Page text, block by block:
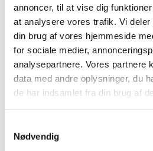
annoncer, til at vise dig
at analysere vores trafik. Vi
din brug af vores hjemmeside
for sociale medier,
analysepartnere. Vores partnere
data med andre oplysninger, du
de har indsamlet fra din brug af
Nødvendig
Færre aktivstoffer i
Samme sprøjtning mod
Lav-risiko midler og
Nordisk samarbejde
Netværk om alternativt
Nytænkning i
Bladlus - Bekæmpelse